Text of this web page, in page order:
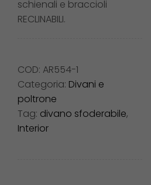
schienali e braccioli
RECLINABILI.
COD: AR554-1
Categoria: Divani e
poltrone
Tag: divano sfoderabile,
Interior